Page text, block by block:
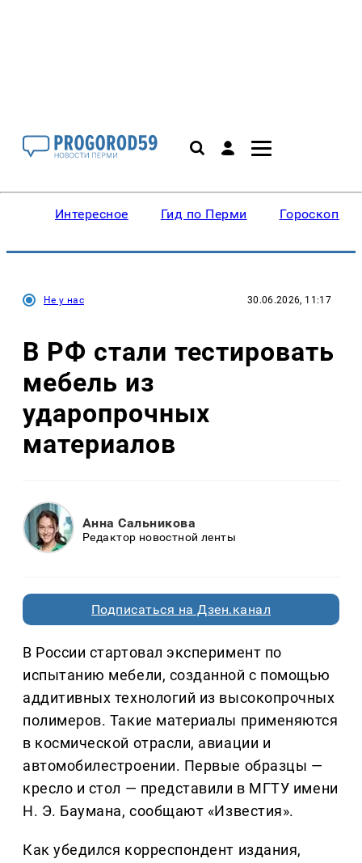
Интересное Гид по Перми Гороскопы
Не у нас 30.06.2026, 11:17
В РФ стали тестировать
мебель из
ударопрочных
материалов
Анна Сальникова
Редактор новостной ленты
Подписаться на Дзен.канал
В России стартовал эксперимент по
испытанию мебели, созданной с помощью
аддитивных технологий из высокопрочных
полимеров. Такие материалы применяются
в космической отрасли, авиации и
автомобилестроении. Первые образцы —
кресло и стол — представили в МГТУ имени
Н. Э. Баумана, сообщают «Известия».
Как убедился корреспондент издания,